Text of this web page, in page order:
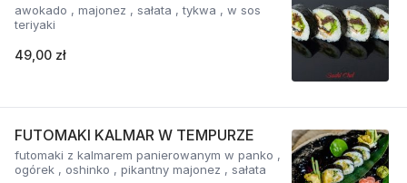
awokado , majonez , sałata , tykwa , w sos
teriyaki
49,00 zł
FUTOMAKI KALMAR W TEMPURZE
futomaki z kalmarem panierowanym w panko ,
ogórek , oshinko , pikantny majonez , sałata